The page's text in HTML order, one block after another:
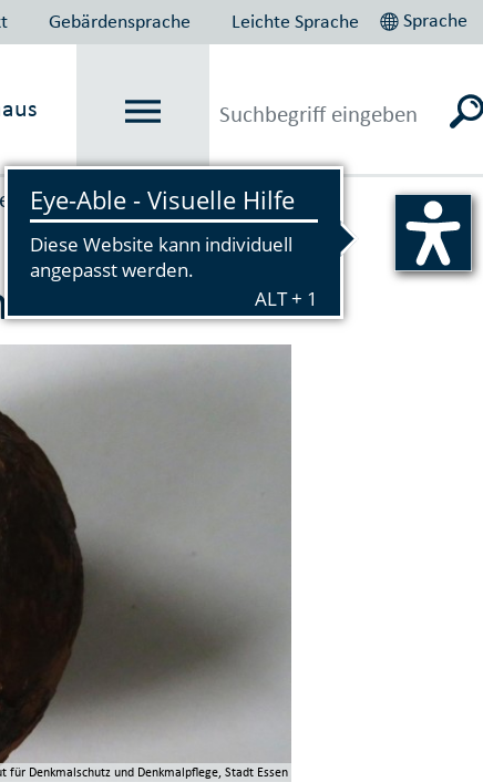
Gebärdensprache Leichte Sprache Sprache
Vorlesen
2019
für Denkmalschutz und Denkmalpflege, Stadt Essen